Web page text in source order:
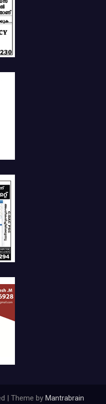
| Theme by Mantrabrain